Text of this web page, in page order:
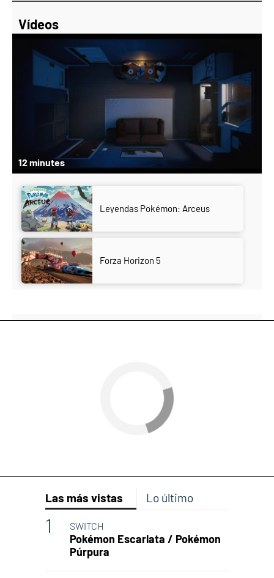
Vídeos
12 minutes
Leyendas Pokémon: Arceus
Forza Horizon 5
Las más vistas Lo último
SWITCH
Pokémon Escarlata / Pokémon
Púrpura